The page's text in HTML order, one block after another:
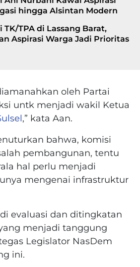
hingga Alsintan Modern
TPA di Lassang Barat,
Aspirasi Warga Jadi Prioritas
oleh Partai
untk menjadi wakil Ketua
,” kata Aan.
bahwa, komisi
pembangunan, tentu
hal perlu menjadi
mengenai infrastruktur
evaluasi dan ditingkatan
menjadi tanggung
Legislator NasDem
ini.